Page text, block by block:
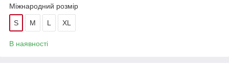
Міжнародний розмір
S M L XL
В наявності